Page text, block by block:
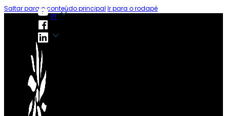
Saltar para o conteúdo principal Ir para o rodapé
PT